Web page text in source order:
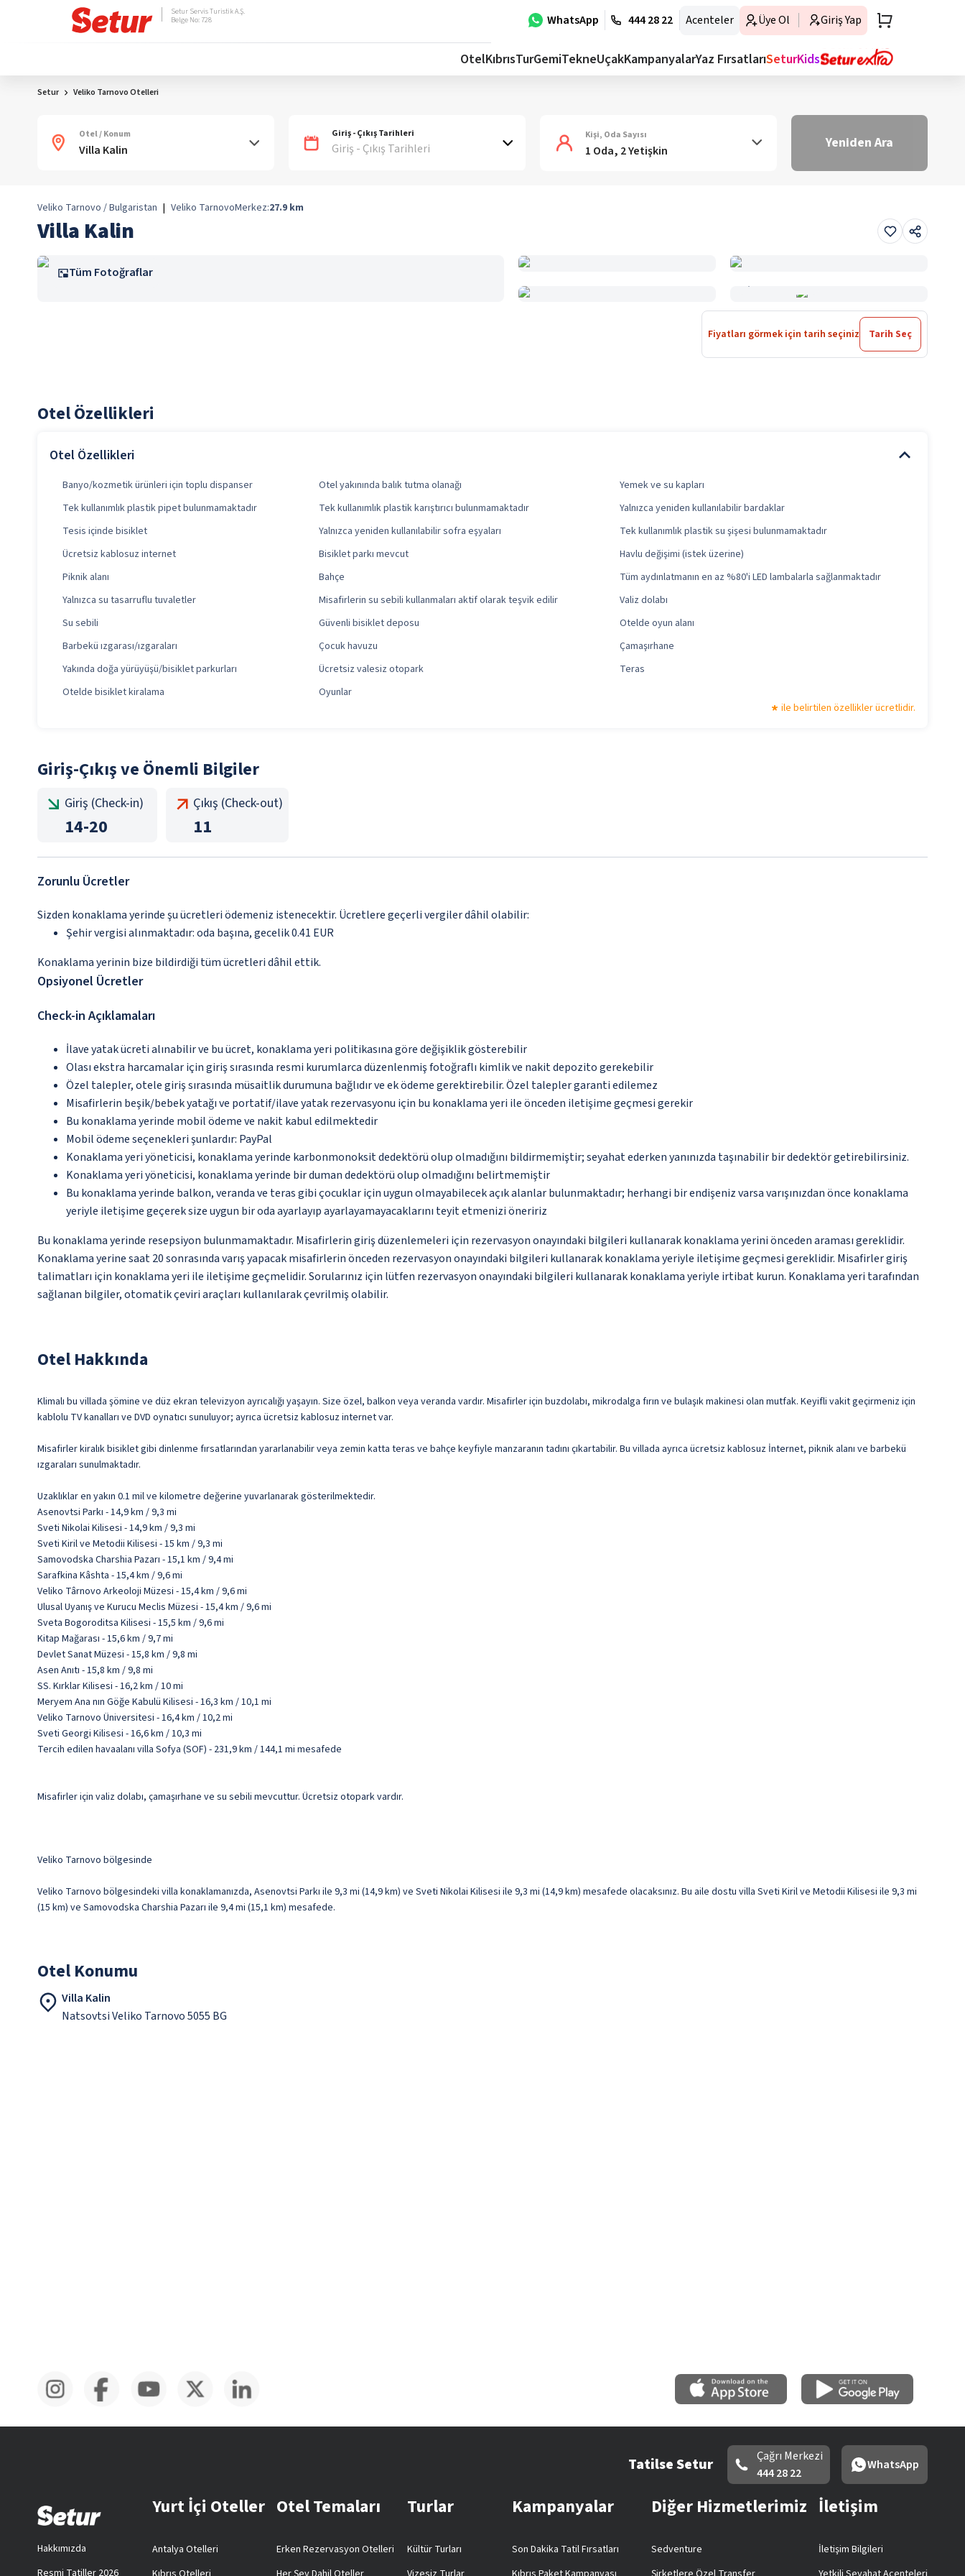
WhatsApp 444 28 22 Acenteler Üye Ol Giriş Yap
Setur Servis Turistik A.Ş.
Belge No: 728
OtelKıbrısTurGemiTekneUçakKampanyalarYaz FırsatlarıSeturKids
Setur Veliko Tarnovo Otelleri
Otel / Konum Giriş - Çıkış Tarihleri
Giriş - Çıkış Tarihleri
Kişi, Oda Sayısı
1 Oda, 2 Yetişkin Yeniden Ara
Veliko Tarnovo / Bulgaristan | Veliko TarnovoMerkez:27.9 km
Villa Kalin
Tüm Fotoğraflar
Fiyatları görmek için tarih seçiniz Tarih Seç
Otel Özellikleri
Otel Özellikleri
Banyo/kozmetik ürünleri için toplu dispanser Otel yakınında balık tutma olanağı
Yemek ve su kapları
Tek kullanımlık plastik pipet bulunmamaktadır
Tek kullanımlık plastik karıştırıcı bulunmamaktadır
Yalnızca yeniden kullanılabilir bardaklar
Tesis içinde bisiklet
Yalnızca yeniden kullanılabilir sofra eşyaları
Tek kullanımlık plastik su şişesi bulunmamaktadır
Ücretsiz kablosuz internet
Bisiklet parkı mevcut
Havlu değişimi (istek üzerine)
Piknik alanı
Bahçe
Tüm aydınlatmanın en az %80'i LED lambalarla sağlanmaktadır
Yalnızca su tasarruflu tuvaletler
Misafirlerin su sebili kullanmaları aktif olarak teşvik edilir
Valiz dolabı
Su sebili
Güvenli bisiklet deposu
Otelde oyun alanı
Barbekü ızgarası/ızgaraları
Çocuk havuzu
Çamaşırhane
Yakında doğa yürüyüşü/bisiklet parkurları
Ücretsiz valesiz otopark
Teras
Otelde bisiklet kiralama
Oyunlar
ile belirtilen özellikler ücretlidir.
Giriş-Çıkış ve Önemli Bilgiler
Giriş (Check-in)
14-20
Çıkış (Check-out)
11
Zorunlu Ücretler
Sizden konaklama yerinde şu ücretleri ödemeniz istenecektir. Ücretlere geçerli vergiler dâhil olabilir:
Şehir vergisi alınmaktadır: oda başına, gecelik 0.41 EUR
Konaklama yerinin bize bildirdiği tüm ücretleri dâhil ettik.
Opsiyonel Ücretler
Check-in Açıklamaları
İlave yatak ücreti alınabilir ve bu ücret, konaklama yeri politikasına göre değişiklik gösterebilir
Olası ekstra harcamalar için giriş sırasında resmi kurumlarca düzenlenmiş fotoğraflı kimlik ve nakit depozito gerekebilir
Özel talepler, otele giriş sırasında müsaitlik durumuna bağlıdır ve ek ödeme gerektirebilir. Özel talepler garanti edilemez
Misafirlerin beşik/bebek yatağı ve portatif/ilave yatak rezervasyonu için bu konaklama yeri ile önceden iletişime geçmesi gerekir
Bu konaklama yerinde mobil ödeme ve nakit kabul edilmektedir
Mobil ödeme seçenekleri şunlardır: PayPal
Konaklama yeri yöneticisi, konaklama yerinde karbonmonoksit dedektörü olup olmadığını bildirmemiştir; seyahat ederken yanınızda taşınabilir bir dedektör getirebilirsiniz.
Konaklama yeri yöneticisi, konaklama yerinde bir duman dedektörü olup olmadığını belirtmemiştir
Bu konaklama yerinde balkon, veranda ve teras gibi çocuklar için uygun olmayabilecek açık alanlar bulunmaktadır; herhangi bir endişeniz varsa varışınızdan önce konaklama
yeriyle iletişime geçerek size uygun bir oda ayarlayıp ayarlayamayacaklarını teyit etmenizi öneririz
Bu konaklama yerinde resepsiyon bulunmamaktadır. Misafirlerin giriş düzenlemeleri için rezervasyon onayındaki bilgileri kullanarak konaklama yerini önceden araması gereklidir.
Konaklama yerine saat 20 sonrasında varış yapacak misafirlerin önceden rezervasyon onayındaki bilgileri kullanarak konaklama yeriyle iletişime geçmesi gereklidir. Misafirler giriş
talimatları için konaklama yeri ile iletişime geçmelidir. Sorularınız için lütfen rezervasyon onayındaki bilgileri kullanarak konaklama yeriyle irtibat kurun. Konaklama yeri tarafından
sağlanan bilgiler, otomatik çeviri araçları kullanılarak çevrilmiş olabilir.
Otel Hakkında
Klimalı bu villada şömine ve düz ekran televizyon ayrıcalığı yaşayın. Size özel, balkon veya veranda vardır. Misafirler için buzdolabı, mikrodalga fırın ve bulaşık makinesi olan mutfak. Keyifli vakit geçirmeniz için
kablolu TV kanalları ve DVD oynatıcı sunuluyor; ayrıca ücretsiz kablosuz internet var.
Misafirler kiralık bisiklet gibi dinlenme fırsatlarından yararlanabilir veya zemin katta teras ve bahçe keyfiyle manzaranın tadını çıkartabilir. Bu villada ayrıca ücretsiz kablosuz İnternet, piknik alanı ve barbekü
ızgaraları sunulmaktadır.
Uzaklıklar en yakın 0.1 mil ve kilometre değerine yuvarlanarak gösterilmektedir.
Asenovtsi Parkı - 14,9 km / 9,3 mi
Sveti Nikolai Kilisesi - 14,9 km / 9,3 mi
Sveti Kiril ve Metodii Kilisesi - 15 km / 9,3 mi
Samovodska Charshia Pazarı - 15,1 km / 9,4 mi
Sarafkina Kâshta - 15,4 km / 9,6 mi
Veliko Târnovo Arkeoloji Müzesi - 15,4 km / 9,6 mi
Ulusal Uyanış ve Kurucu Meclis Müzesi - 15,4 km / 9,6 mi
Sveta Bogoroditsa Kilisesi - 15,5 km / 9,6 mi
Kitap Mağarası - 15,6 km / 9,7 mi
Devlet Sanat Müzesi - 15,8 km / 9,8 mi
Asen Anıtı - 15,8 km / 9,8 mi
SS. Kırklar Kilisesi - 16,2 km / 10 mi
Meryem Ana nın Göğe Kabulü Kilisesi - 16,3 km / 10,1 mi
Veliko Tarnovo Üniversitesi - 16,4 km / 10,2 mi
Sveti Georgi Kilisesi - 16,6 km / 10,3 mi
Tercih edilen havaalanı villa Sofya (SOF) - 231,9 km / 144,1 mi mesafede
Misafirler için valiz dolabı, çamaşırhane ve su sebili mevcuttur. Ücretsiz otopark vardır.
Veliko Tarnovo bölgesinde
Veliko Tarnovo bölgesindeki villa konaklamanızda, Asenovtsi Parkı ile 9,3 mi (14,9 km) ve Sveti Nikolai Kilisesi ile 9,3 mi (14,9 km) mesafede olacaksınız. Bu aile dostu villa Sveti Kiril ve Metodii Kilisesi ile 9,3 mi
(15 km) ve Samovodska Charshia Pazarı ile 9,4 mi (15,1 km) mesafede.
Otel Konumu
Villa Kalin
Natsovtsi Veliko Tarnovo 5055 BG
Tatilse Setur
Çağrı Merkezi
444 28 22
WhatsApp
Hakkımızda
Yurt İçi Oteller
Antalya Otelleri
Otel Temaları
Erken Rezervasyon Otelleri
Turlar
Kültür Turları
Kampanyalar
Son Dakika Tatil Fırsatları
Diğer Hizmetlerimiz
Sedventure
İletişim
İletişim Bilgileri